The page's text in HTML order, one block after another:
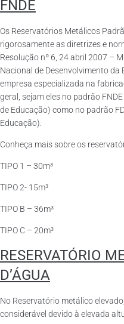
FNDE
Os Reservatórios Metálicos
rigorosamente as diretrizes e
Resolução nº 6, 24 abril 2007 –
Nacional de Desenvolvimento da
empresa especializada na
geral, sejam eles no padrão
de Educação) como no padrão
Educação).
Conheça mais sobre os
TIPO 1 – 30m³
TIPO 2- 15m³
TIPO B – 36m³
TIPO C – 20m³
RESERVATÓRIO
D’ÁGUA
No Reservatório metálico
considerável devido à elevada